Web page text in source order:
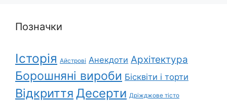
Позначки
Історія Айстрові Анекдоти Архітектура
Борошняні вироби Бісквіти і торти
Відкриття Десерти Дріжджове тісто